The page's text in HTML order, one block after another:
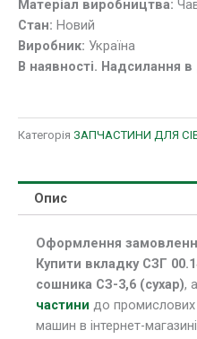
кількість
Матеріал виробництва:
Стан: Новий
Виробник: Україна
В наявності. Надсилання
Категорія ЗАПЧАСТИНИ ДЛЯ
Опис
Оформлення
Купити вкладку СЗГ
сошника СЗ-3,6 (сухар),
частини до промислових
машин в інтернет-магазині